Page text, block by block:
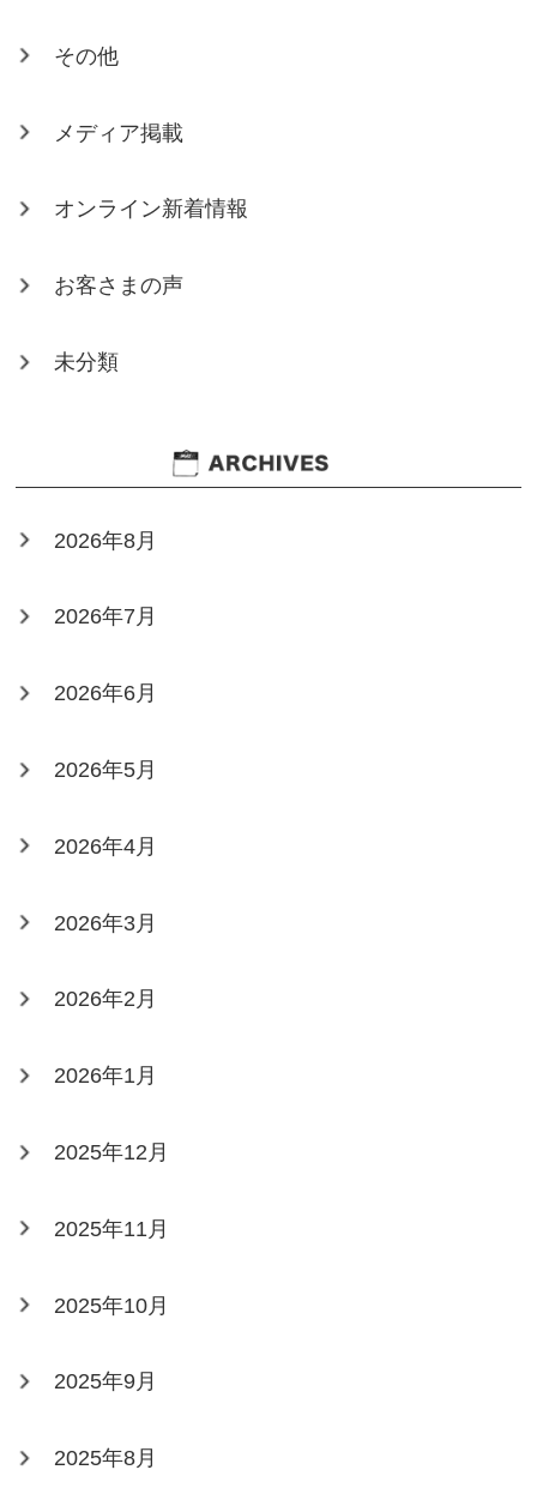
その他
メディア掲載
オンライン新着情報
お客さまの声
未分類
2026年8月
2026年7月
2026年6月
2026年5月
2026年4月
2026年3月
2026年2月
2026年1月
2025年12月
2025年11月
2025年10月
2025年9月
2025年8月